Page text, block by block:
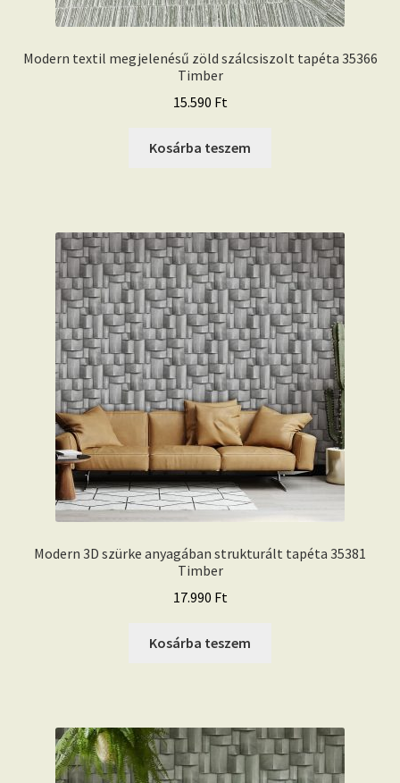
Modern textil megjelenésű zöld szálcsiszolt tapéta 35366
Timber
15.590 Ft
Kosárba teszem
Modern 3D szürke anyagában strukturált tapéta 35381
Timber
17.990 Ft
Kosárba teszem